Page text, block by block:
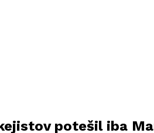
potešil iba